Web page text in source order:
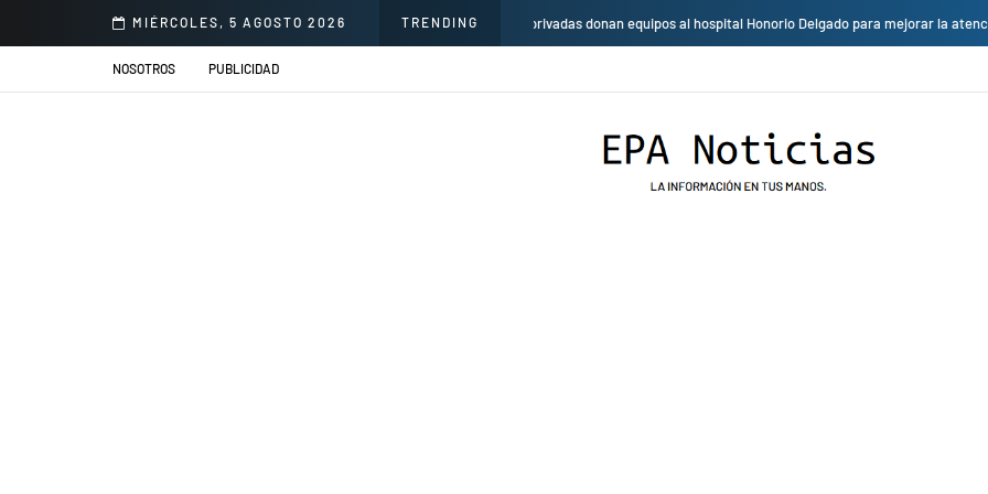
MIÉRCOLES, 5 AGOSTO 2026 TRENDING
Honorio Delgado para mejorar la atención en salud Cambio de sede: Vicentico y Los Fabulosos Cadillacs se presentarán en
NOSOTROS PUBLICIDAD